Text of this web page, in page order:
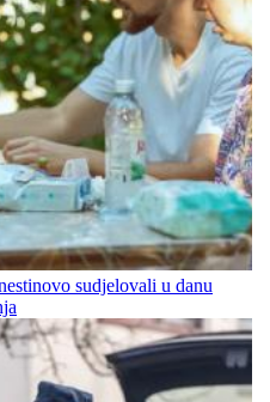
sudjelovali u danu